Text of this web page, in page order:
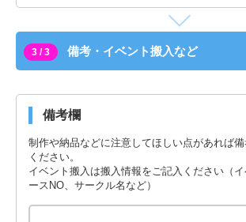
3 / 3 備考・イベント搬入など
備考欄
制作や納品などに注意してほしい点があれば
ください。
イベント搬入は搬入情報をご記入ください（
ースNO、サークル名など）